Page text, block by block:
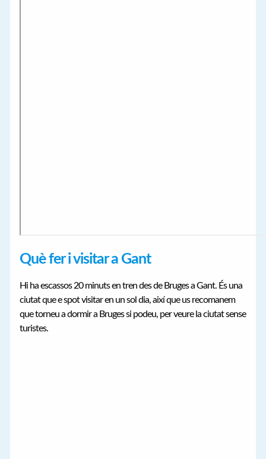
Què fer i visitar a Gant
Hi ha escassos 20 minuts en tren des de Bruges a Gant. És una
ciutat que e spot visitar en un sol dia, així que us recomanem
que torneu a dormir a Bruges si podeu, per veure la ciutat sense
turistes.